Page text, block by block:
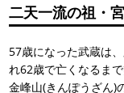
二天一流の祖・
57歳になった武蔵は
れ62歳で亡くなるま
金峰山(きんぽうざん)